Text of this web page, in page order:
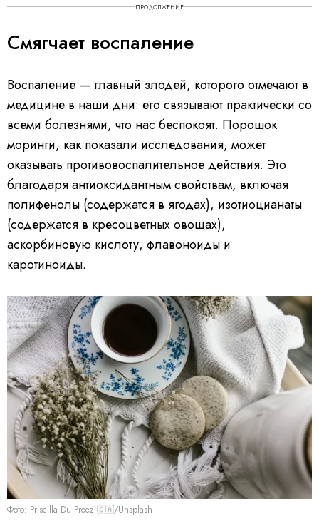
ПРОДОЛЖЕНИЕ
Смягчает воспаление
Воспаление — главный злодей, которого отмечают в
медицине в наши дни: его связывают практически со
всеми болезнями, что нас беспокоят. Порошок
моринги, как показали исследования, может
оказывать противовоспалительное действия. Это
благодаря антиоксидантным свойствам, включая
полифенолы (содержатся в ягодах), изотиоцианаты
(содержатся в кресоцветных овощах),
аскорбиновую кислоту, флавоноиды и
каротиноиды.
Фото: Priscilla Du Preez 🇨🇦/Unsplash